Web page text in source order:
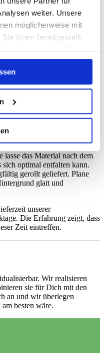
weiter. Unsere
möglicherweise mit
ihnen bereitgestellt
Nutzung der Dienste
werden idealerweise
sollten ebenfalls
zwischen den Lagen,
mit Klemmen,
besser kontrollieren zu
einer gleichmäßigen
kommt.
gerollt versendet,
das Material nach dem
sich optimal entfalten kann.
gerollt geliefert. Plane
glatt und
unserer
Die Erfahrung zeigt, dass
Zeit eintreffen.
Wir realisieren
sie für Dich mit den
an und wir überlegen
besten wäre.